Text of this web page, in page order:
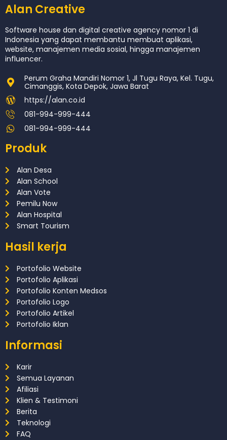
Alan Creative
Software house dan digital creative agency nomor 1 di
Indonesia yang dapat membantu membuat aplikasi,
website, manajemen media sosial, hingga manajemen
influencer.
Perum Graha Mandiri Nomor 1, Jl Tugu Raya, Kel. Tugu,
Cimanggis, Kota Depok, Jawa Barat
https://alan.co.id
081-994-999-444
081-994-999-444
Produk
Alan Desa
Alan School
Alan Vote
Pemilu Now
Alan Hospital
Smart Tourism
Hasil kerja
Portofolio Website
Portofolio Aplikasi
Portofolio Konten Medsos
Portofolio Logo
Portofolio Artikel
Portofolio Iklan
Informasi
Karir
Semua Layanan
Afiliasi
Klien & Testimoni
Berita
Teknologi
FAQ